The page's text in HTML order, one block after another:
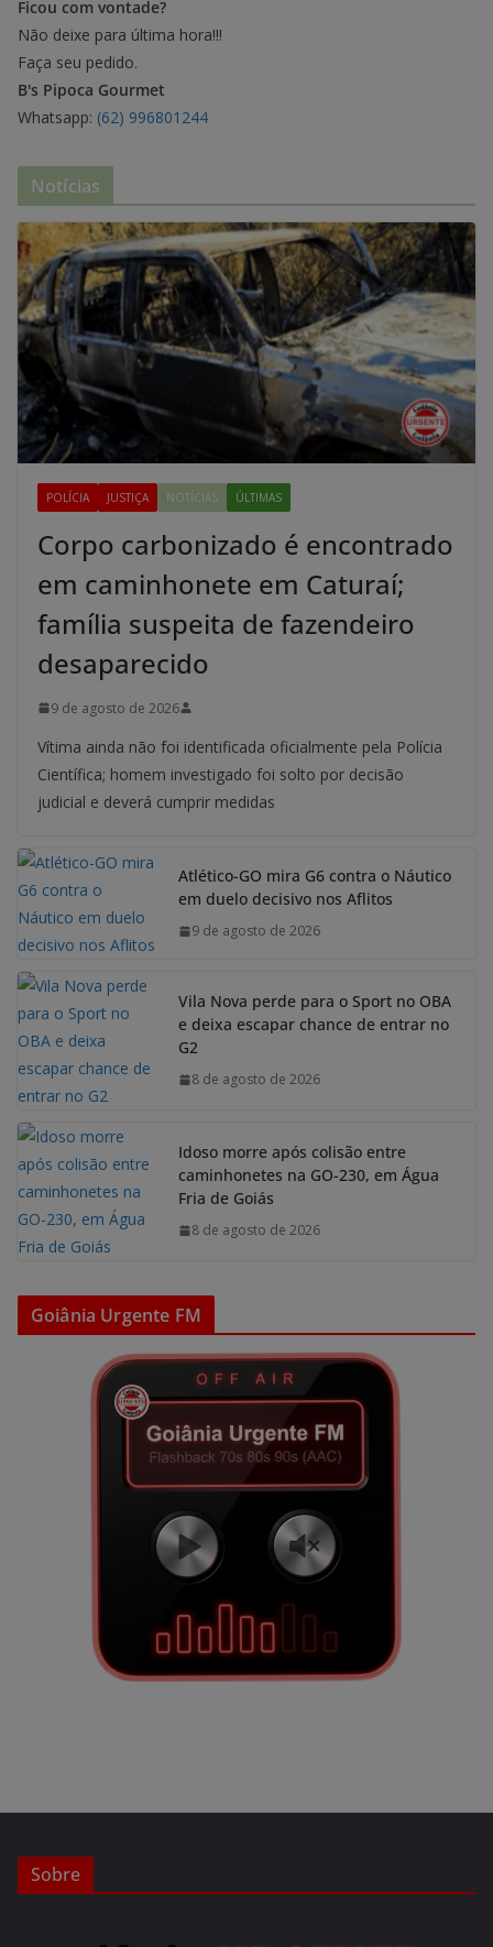
Ficou com vontade?
Não deixe para última hora!!!
Faça seu pedido.
B's Pipoca Gourmet
Whatsapp: (62) 996801244
Notícias
POLÍCIA JUSTIÇA NOTÍCIAS ÚLTIMAS
Corpo carbonizado é encontrado
em caminhonete em Caturaí;
família suspeita de fazendeiro
desaparecido
9 de agosto de 2026
Vítima ainda não foi identificada oficialmente pela Polícia
Científica; homem investigado foi solto por decisão
judicial e deverá cumprir medidas
Atlético-GO mira G6 contra o Náutico
em duelo decisivo nos Aflitos
9 de agosto de 2026
Vila Nova perde para o Sport no OBA
e deixa escapar chance de entrar no
G2
8 de agosto de 2026
Idoso morre após colisão entre
caminhonetes na GO-230, em Água
Fria de Goiás
8 de agosto de 2026
Goiânia Urgente FM
Sobre